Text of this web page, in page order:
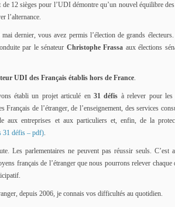
12 sièges pour l’UDI démontre qu’un nouvel équilibre
l’alternance.
dernier, vous avez permis l’élection de grands
par le sénateur Christophe Frassa aux élections
UDI des Français établis hors de France.
établi un projet articulé en31 défis à relever pour les
Français de l’étranger, de l’enseignement, des services
aux entreprises et aux particuliers et, enfin, de la
31 défis – pdf).
Les parlementaires ne peuvent pas réussir seuls. C’est
français de l’étranger que nous pourrons relever chaque
depuis 2006, je connais vos difficultés au quotidien.